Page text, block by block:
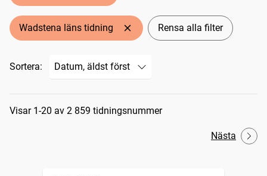
Wadstena läns tidning Rensa alla filter
Sortera:
Sökresultat
Visar 1-20 av 2 859 tidningsnummer
Nästa